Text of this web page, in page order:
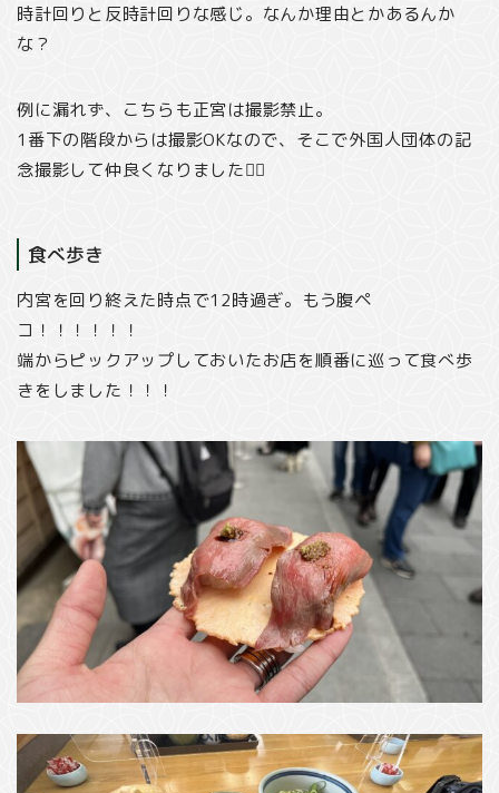
時計回りと反時計回りな感じ。なんか理由とかあるんか
な？
例に漏れず、こちらも正宮は撮影禁止。
1番下の階段からは撮影OKなので、そこで外国人団体の記
念撮影して仲良くなりました✌🏻
食べ歩き
内宮を回り終えた時点で12時過ぎ。もう腹ペ
コ！！！！！！
端からピックアップしておいたお店を順番に巡って食べ歩
きをしました！！！